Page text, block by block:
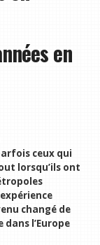
en
ceux qui
lorsqu’ils ont
changé de
l’Europe